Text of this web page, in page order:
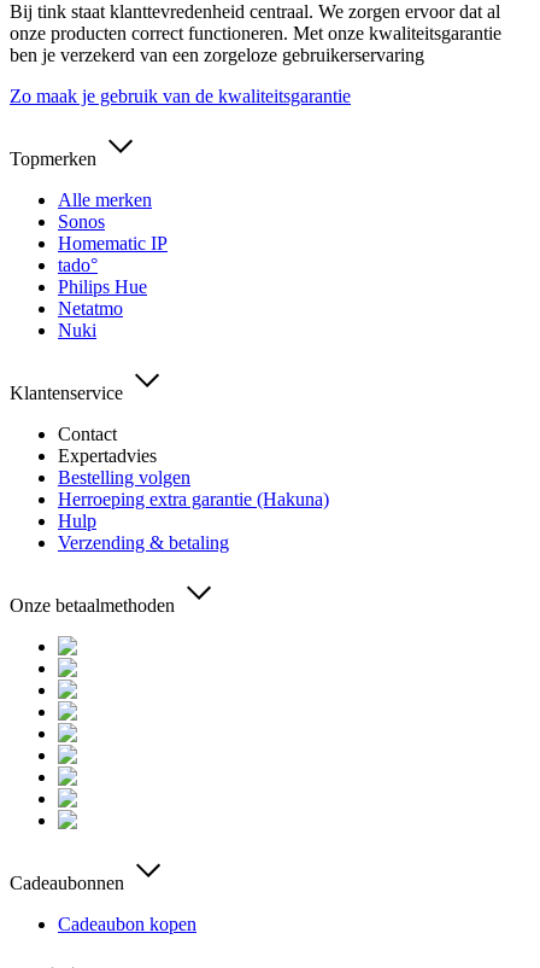
Bij tink staat klanttevredenheid centraal. We zorgen ervoor dat al
onze producten correct functioneren. Met onze kwaliteitsgarantie
ben je verzekerd van een zorgeloze gebruikerservaring
Zo maak je gebruik van de kwaliteitsgarantie
Topmerken
Alle merken
Sonos
Homematic IP
tado°
Philips Hue
Netatmo
Nuki
Klantenservice
Contact
Expertadvies
Bestelling volgen
Herroeping extra garantie (Hakuna)
Hulp
Verzending & betaling
Onze betaalmethoden
Cadeaubonnen
Cadeaubon kopen